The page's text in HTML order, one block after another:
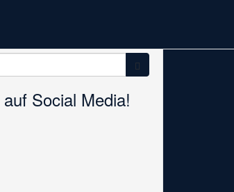
Social Media!